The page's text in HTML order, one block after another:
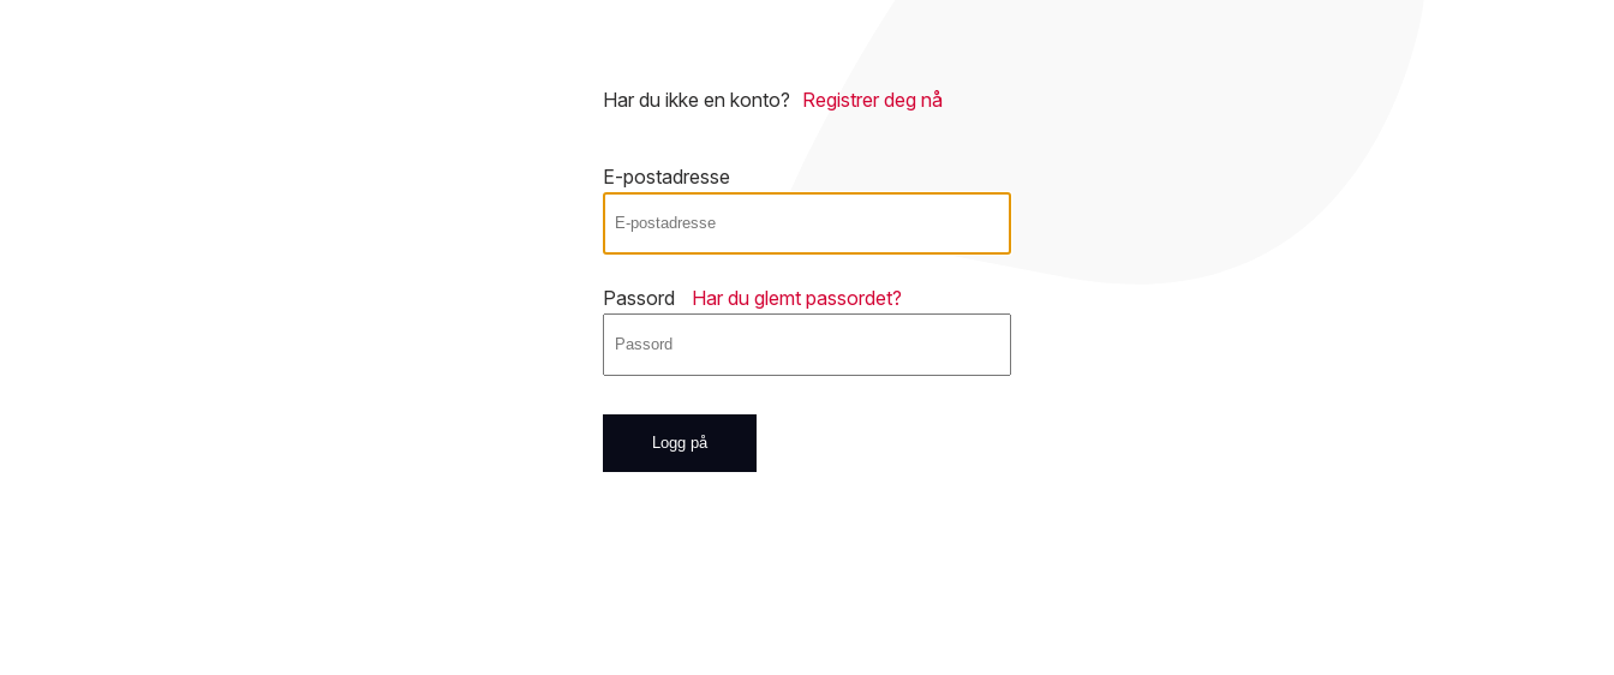
E-postadresse
Passord Har du glemt passordet?
Logg på
Har du ikke en konto? Registrer deg nå